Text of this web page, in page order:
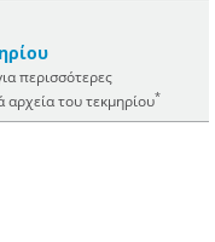
περισσότερες
αρχεία του τεκμηρίου*